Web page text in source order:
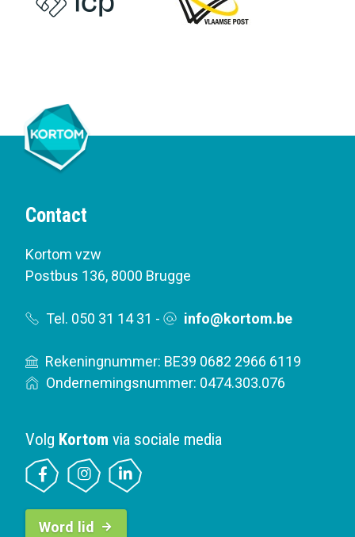
Contact
Kortom vzw
Postbus 136, 8000 Brugge
Tel. 050 31 14 31 - info@kortom.be
Rekeningnummer: BE39 0682 2966 6119
Ondernemingsnummer: 0474.303.076
Volg Kortom via sociale media
B
Word lid